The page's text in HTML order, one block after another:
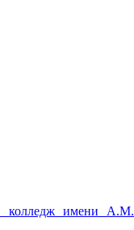
колледж имени А.М.